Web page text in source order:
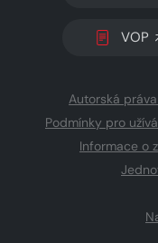
VOP
Autorská
Podmínky pro
Informace o